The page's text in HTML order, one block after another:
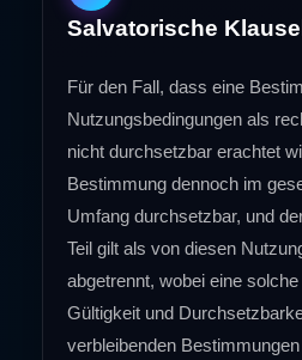
Salvatorische Klausel
Für den Fall, dass eine
Nutzungsbedingungen als
nicht durchsetzbar erachtet
Bestimmung dennoch im
Umfang durchsetzbar, und
Teil gilt als von diesen
abgetrennt, wobei eine
Gültigkeit und
verbleibenden